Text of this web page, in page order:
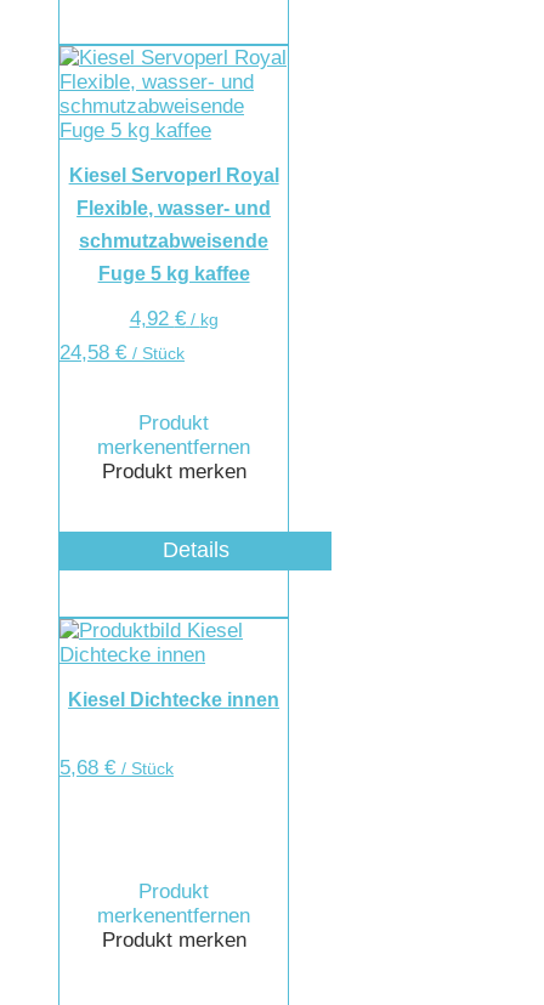
Kiesel Servoperl Royal
Flexible, wasser- und
schmutzabweisende
Fuge 5 kg kaffee
4,92 €/ kg
24,58 € / Stück
Produkt
merkenentfernen
Produkt merken
Details
Kiesel Dichtecke innen
5,68 € / Stück
Produkt
merkenentfernen
Produkt merken